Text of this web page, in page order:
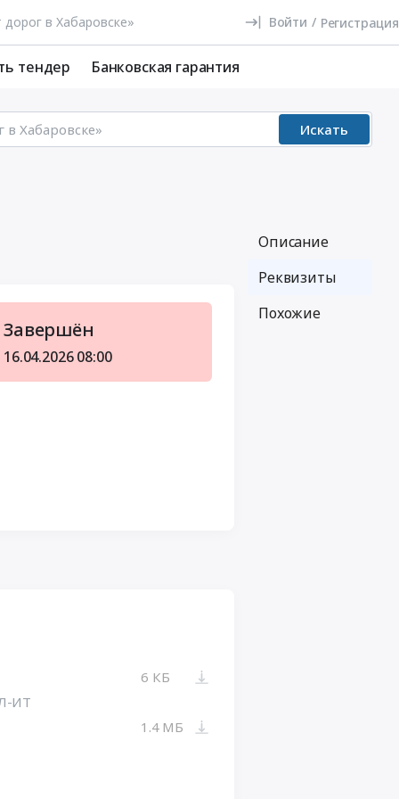
Войти / Регистрация
тендер Банковская гарантия
Искать
Завершён
16.04.2026 08:00
6 КБ
ИТ
1.4 МБ
Описание
Реквизиты
Похожие